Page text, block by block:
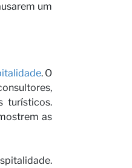
um
. O
turísticos.
as